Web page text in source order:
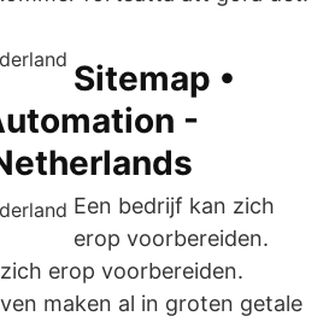
Sitemap •
-
Een bedrijf kan zich
erop voorbereiden.
erop voorbereiden.
maken al in groten getale